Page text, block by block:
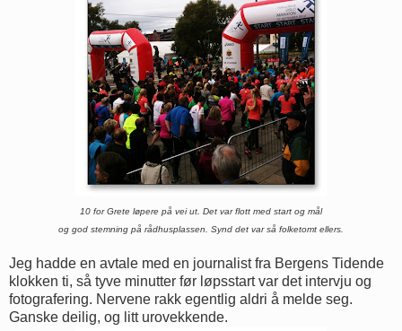
10 for Grete løpere på vei ut. Det var flott med start og mål
og god stemning på rådhusplassen. Synd det var så folketomt ellers.
Jeg hadde en avtale med en journalist fra Bergens Tidende
klokken ti, så tyve minutter før løpsstart var det intervju og
fotografering. Nervene rakk egentlig aldri å melde seg.
Ganske deilig, og litt urovekkende.